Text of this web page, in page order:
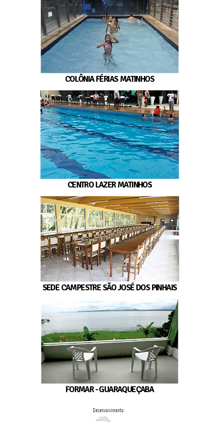
COLÔNIA FÉRIAS MATINHOS
CENTRO LAZER MATINHOS
SEDE CAMPESTRE SÃO JOSÉ DOS PINHAIS
FORMAR - GUARAQUEÇABA